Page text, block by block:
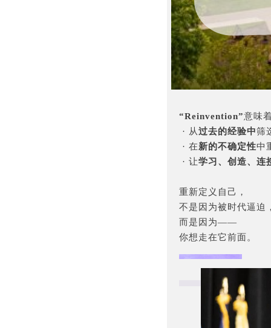
“Reinvention”意味
· 从过去的经验中筛
· 在新的不确定性中
· 让学习、创造、连
重新定义自己，
不是因为被时代逼迫
而是因为——
你想走在它前面。